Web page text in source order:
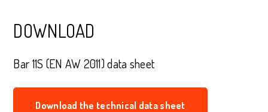
DOWNLOAD
Bar 11S (EN AW 2011) data sheet
Download the technical data sheet